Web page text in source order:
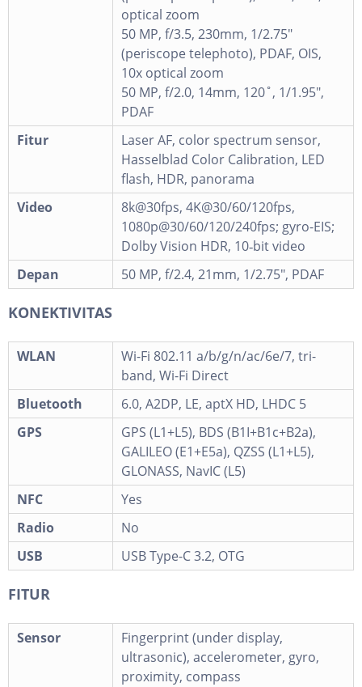
optical zoom
50 MP, f/3.5, 230mm, 1/2.75"
(periscope telephoto), PDAF, OIS,
10x optical zoom
50 MP, f/2.0, 14mm, 120˚, 1/1.95",
PDAF
Fitur
Laser AF, color spectrum sensor,
Hasselblad Color Calibration, LED
flash, HDR, panorama
Video
8k@30fps, 4K@30/60/120fps,
1080p@30/60/120/240fps; gyro-EIS;
Dolby Vision HDR, 10‑bit video
Depan
50 MP, f/2.4, 21mm, 1/2.75", PDAF
KONEKTIVITAS
WLAN
Wi-Fi 802.11 a/b/g/n/ac/6e/7, tri-
band, Wi-Fi Direct
Bluetooth
6.0, A2DP, LE, aptX HD, LHDC 5
GPS
GPS (L1+L5), BDS (B1I+B1c+B2a),
GALILEO (E1+E5a), QZSS (L1+L5),
GLONASS, NavIC (L5)
NFC
Yes
Radio
No
USB
USB Type-C 3.2, OTG
FITUR
Sensor
Fingerprint (under display,
ultrasonic), accelerometer, gyro,
proximity, compass